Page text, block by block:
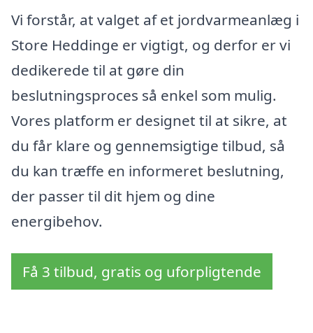
Vi forstår, at valget af et jordvarmeanlæg i
Store Heddinge er vigtigt, og derfor er vi
dedikerede til at gøre din
beslutningsproces så enkel som mulig.
Vores platform er designet til at sikre, at
du får klare og gennemsigtige tilbud, så
du kan træffe en informeret beslutning,
der passer til dit hjem og dine
energibehov.
Få 3 tilbud, gratis og uforpligtende